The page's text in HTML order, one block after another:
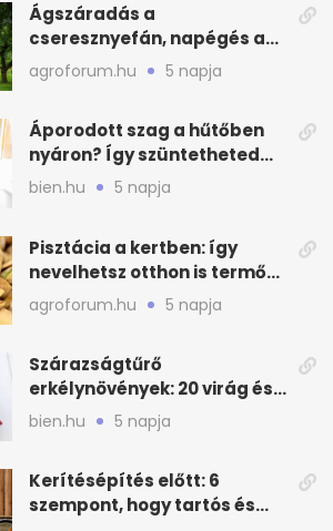
Ágszáradás a
cseresznyefán, napégés a
kajszin: mit tehetsz most?
agroforum.hu 5 napja
Áporodott szag a hűtőben
nyáron? Így szüntetheted
meg olcsón
bien.hu 5 napja
Pisztácia a kertben: így
nevelhetsz otthon is termő
növényt
agroforum.hu 5 napja
Szárazságtűrő
erkélynövények: 20 virág és
cserje a forró nyárra
bien.hu 5 napja
Kerítésépítés előtt: 6
szempont, hogy tartós és